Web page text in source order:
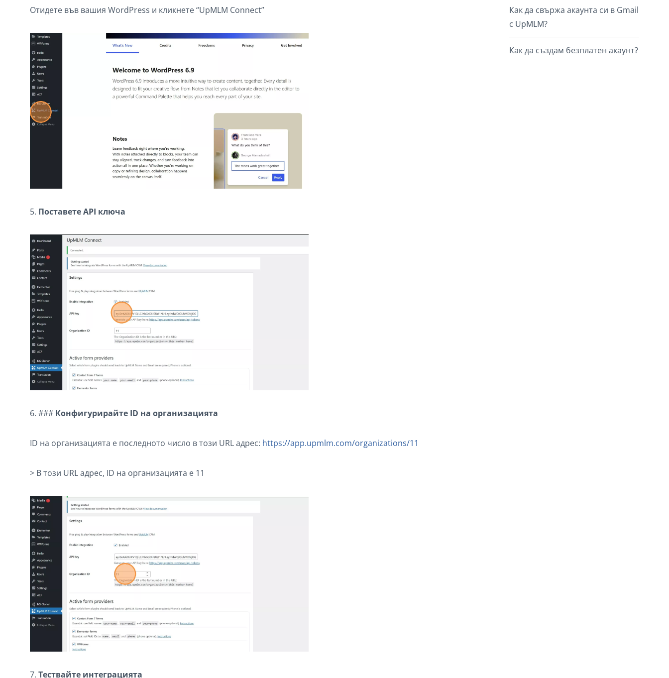
Отидете във вашия WordPress и кликнете “UpMLM Connect”
5. Поставете API ключа
6. ### Конфигурирайте ID на организацията
ID на организацията е последното число в този URL адрес: https://app.upmlm.com/organizations/11
> В този URL адрес, ID на организацията е 11
7. Тествайте интеграцията
Как да свържа акаунта си в Gmail
с UpMLM?
Как да създам безплатен акаунт?